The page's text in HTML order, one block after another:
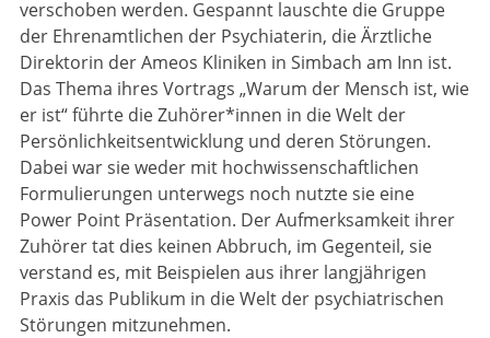
verschoben werden. Gespannt lauschte die Gruppe
der Ehrenamtlichen der Psychiaterin, die Ärztliche
Direktorin der Ameos Kliniken in Simbach am Inn ist.
Das Thema ihres Vortrags „Warum der Mensch ist, wie
er ist“ führte die Zuhörer*innen in die Welt der
Persönlichkeitsentwicklung und deren Störungen.
Dabei war sie weder mit hochwissenschaftlichen
Formulierungen unterwegs noch nutzte sie eine
Power Point Präsentation. Der Aufmerksamkeit ihrer
Zuhörer tat dies keinen Abbruch, im Gegenteil, sie
verstand es, mit Beispielen aus ihrer langjährigen
Praxis das Publikum in die Welt der psychiatrischen
Störungen mitzunehmen.